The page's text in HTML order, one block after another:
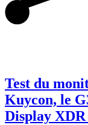
Test du
Kuycon, le
Display XDR